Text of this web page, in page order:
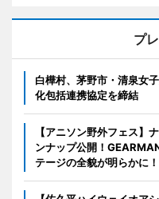
プ
白樺村、茅野市・清泉女
化包括連携協定を締結
【アニソン野外フェス】
ンナップ公開！
テージの全貌が明らかに！